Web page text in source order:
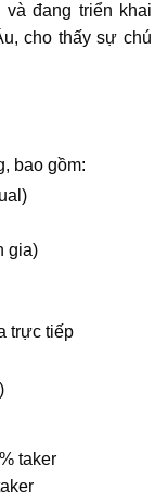
đang triển khai
cho thấy sự chú
bao gồm:
gia)
trực tiếp
taker